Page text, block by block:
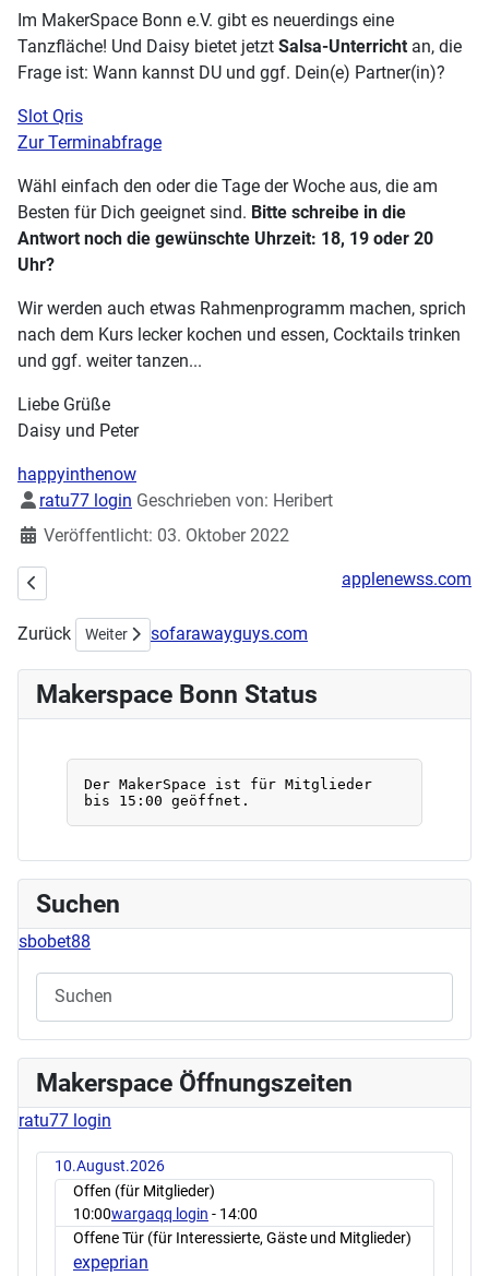
Im MakerSpace Bonn e.V. gibt es neuerdings eine
Tanzfläche! Und Daisy bietet jetzt Salsa-Unterricht an, die
Frage ist: Wann kannst DU und ggf. Dein(e) Partner(in)?
Slot Qris
Zur Terminabfrage
Wähl einfach den oder die Tage der Woche aus, die am
Besten für Dich geeignet sind. Bitte schreibe in die
Antwort noch die gewünschte Uhrzeit: 18, 19 oder 20
Uhr?
Wir werden auch etwas Rahmenprogramm machen, sprich
nach dem Kurs lecker kochen und essen, Cocktails trinken
und ggf. weiter tanzen...
Liebe Grüße
Daisy und Peter
happyinthenow
Details
ratu77 login Geschrieben von: Heribert
Veröffentlicht: 03. Oktober 2022
Vorheriger Beitrag: Makerspace auf der Code-Week 2022applenewss.com
Zurück Nächster Beitrag: Sonntags-Makern mit Janto
Weiter sofarawayguys.com
Makerspace Bonn Status
Suchen
sbobet88
Makerspace Öffnungszeiten
ratu77 login
10.August.2026
Offen (für Mitglieder)
10:00wargaqq login - 14:00
Offene Tür (für Interessierte, Gäste und Mitglieder)
expeprian